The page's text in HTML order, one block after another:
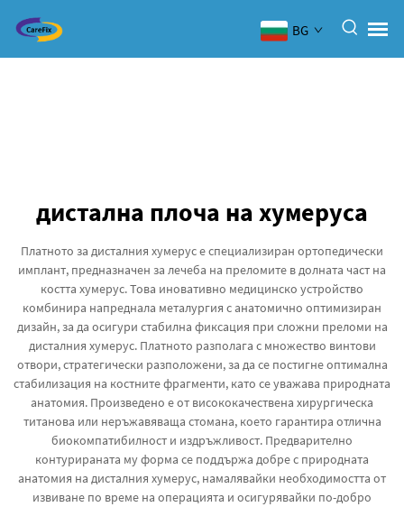
BG
дистална плоча на хумеруса
Платното за дисталния хумерус е специализиран ортопедически
имплант, предназначен за лечеба на преломите в долната част на
костта хумерус. Това иновативно медицинско устройство
комбинира напреднала металургия с анатомично оптимизиран
дизайн, за да осигури стабилна фиксация при сложни преломи на
дисталния хумерус. Платното разполага с множество винтови
отвори, стратегически разположени, за да се постигне оптимална
стабилизация на костните фрагменти, като се уважава природната
анатомия. Произведено е от висококачествена хирургическа
титанова или неръжавяваща стомана, което гарантира отлична
биокомпатибилност и издръжливост. Предварително
контурираната му форма се поддържа добре с природната
анатомия на дисталния хумерус, намалявайки необходимостта от
извиване по време на операцията и осигурявайки по-добро